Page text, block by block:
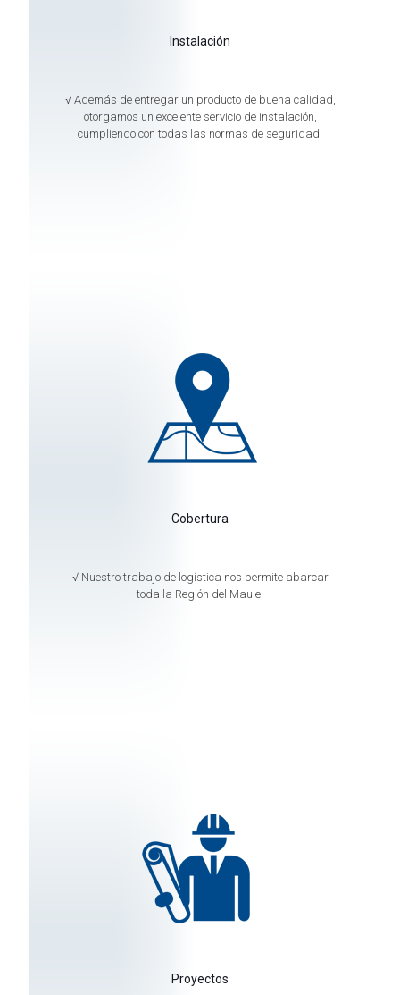
Instalación
√ Además de entregar un producto de buena calidad,
otorgamos un excelente servicio de instalación,
cumpliendo con todas las normas de seguridad.
Cobertura
√ Nuestro trabajo de logística nos permite abarcar
toda la Región del Maule.
Proyectos